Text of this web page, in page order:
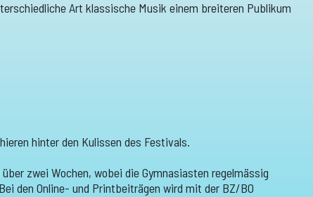
Art klassische Musik einem breiteren Publikum
hinter den Kulissen des Festivals.
zwei Wochen, wobei die Gymnasiasten regelmässig
den Online- und Printbeiträgen wird mit der BZ/BO